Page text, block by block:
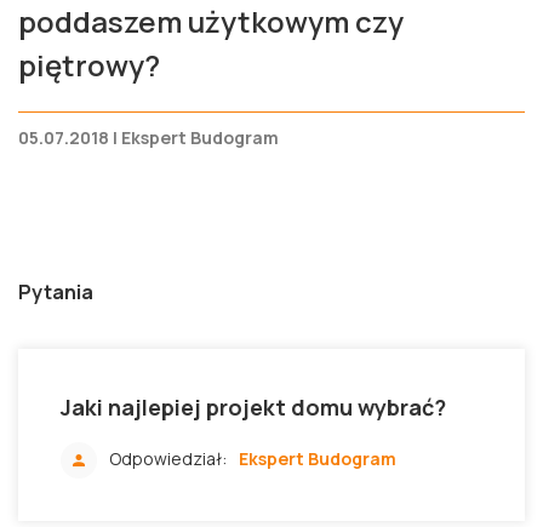
poddaszem użytkowym czy
piętrowy?
05.07.2018 | Ekspert Budogram
Pytania
Jaki najlepiej projekt domu wybrać?
Odpowiedział: Ekspert Budogram